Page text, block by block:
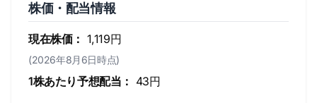
株価・配当情報
現在株価： 1,119円
(2026年8月6日時点)
1株あたり予想配当： 43円